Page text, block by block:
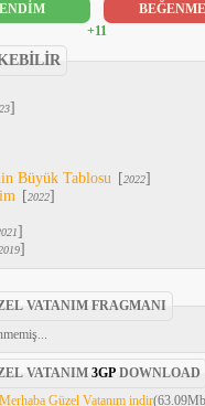
+11
]
Büyük Tablosu [2022]
[2022]
]
]
VATANIM FRAGMANI
VATANIM 3GP DOWNLOAD
Güzel Vatanım indir